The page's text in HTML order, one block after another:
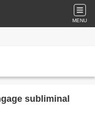
MENU
subliminal